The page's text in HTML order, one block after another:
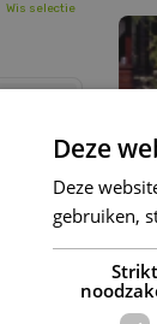
Wis selectie
Deze
Deze
gebruiken,
Strikt